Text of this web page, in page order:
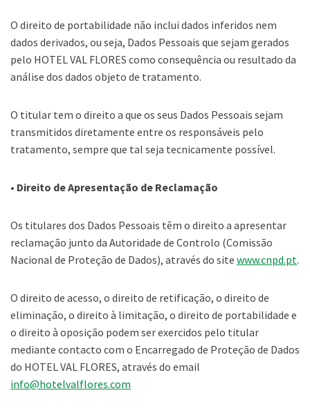
O direito de portabilidade não inclui dados inferidos nem
dados derivados, ou seja, Dados Pessoais que sejam gerados
pelo HOTEL VAL FLORES como consequência ou resultado da
análise dos dados objeto de tratamento.
O titular tem o direito a que os seus Dados Pessoais sejam
transmitidos diretamente entre os responsáveis pelo
tratamento, sempre que tal seja tecnicamente possível.
• Direito de Apresentação de Reclamação
Os titulares dos Dados Pessoais têm o direito a apresentar
reclamação junto da Autoridade de Controlo (Comissão
Nacional de Proteção de Dados), através do site www.cnpd.pt.
O direito de acesso, o direito de retificação, o direito de
eliminação, o direito à limitação, o direito de portabilidade e
o direito à oposição podem ser exercidos pelo titular
mediante contacto com o Encarregado de Proteção de Dados
do HOTEL VAL FLORES, através do email
info@hotelvalflores.com